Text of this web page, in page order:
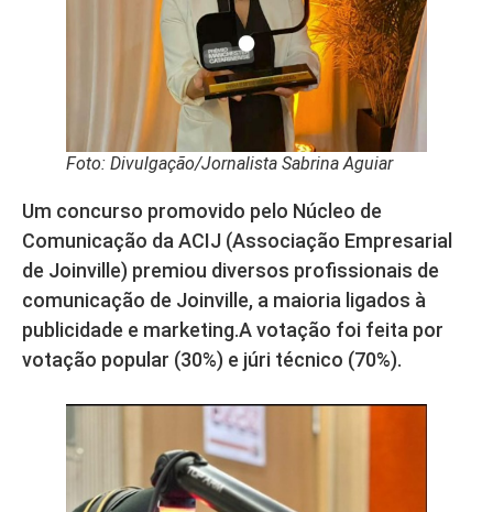
Foto: Divulgação/Jornalista Sabrina Aguiar
Um concurso promovido pelo Núcleo de
Comunicação da ACIJ (Associação Empresarial
de Joinville) premiou diversos profissionais de
comunicação de Joinville, a maioria ligados à
publicidade e marketing.A votação foi feita por
votação popular (30%) e júri técnico (70%).